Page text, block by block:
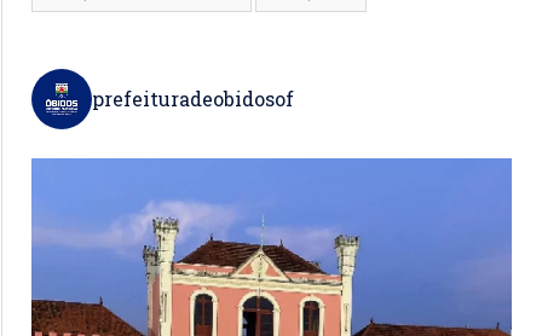
prefeituradeobidosof